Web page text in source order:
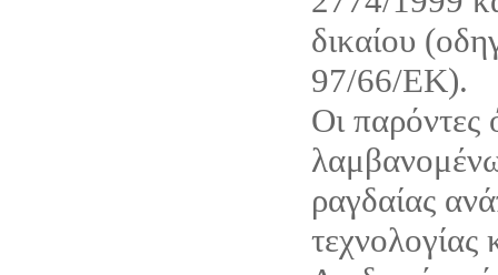
δικαίου
97/66/ΕΚ).
Οι παρόντες
ραγδαίας
τεχνολογίας